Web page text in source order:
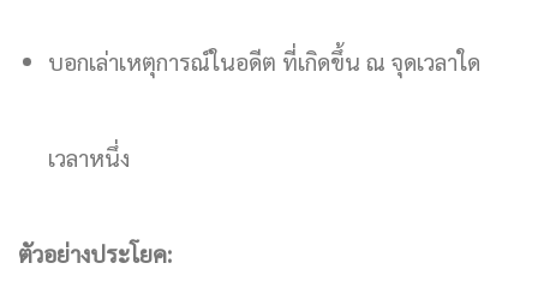
บอกเล่าเหตุการณ์ในอดีต ที่เกิดขึ้น ณ จุดเวลาใด
เวลาหนึ่ง
ตัวอย่างประโยค: